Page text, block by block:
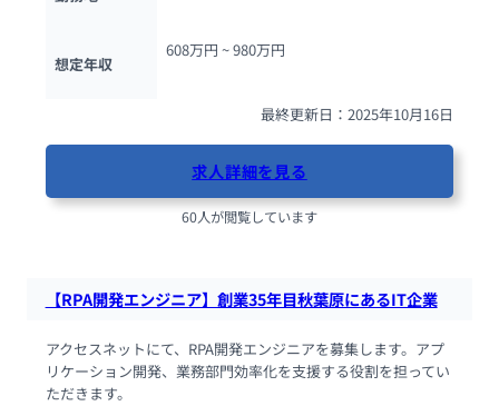
想定年収
608万円 ~ 980万円
最終更新日：2025年10月16日
求人詳細を見る
60人が閲覧しています
【RPA開発エンジニア】創業35年目秋葉原にあるIT企業
アクセスネットにて、RPA開発エンジニアを募集します。アプ
リケーション開発、業務部門効率化を支援する役割を担ってい
ただきます。